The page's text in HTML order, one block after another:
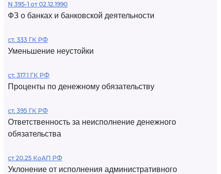
N 395-1 от 02.12.1990
ФЗ о банках и банковской деятельности
ст. 333 ГК РФ
Уменьшение неустойки
ст. 317.1 ГК РФ
Проценты по денежному обязательству
ст. 395 ГК РФ
Ответственность за неисполнение денежного
обязательства
ст 20.25 КоАП РФ
Уклонение от исполнения административного